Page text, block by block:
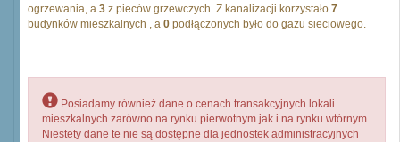
ogrzewania, a 3 z pieców grzewczych. Z kanalizacji korzystało 7
budynków mieszkalnych , a 0 podłączonych było do gazu sieciowego.
Posiadamy również dane o cenach transakcyjnych lokali
mieszkalnych zarówno na rynku pierwotnym jak i na rynku wtórnym.
Niestety dane te nie są dostępne dla jednostek administracyjnych